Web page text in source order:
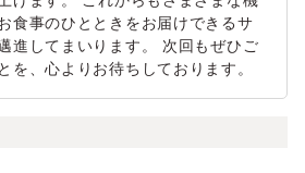
食事のひとときをお届けできるサ
進してまいります。 次回もぜひご
を、心よりお待ちしております。